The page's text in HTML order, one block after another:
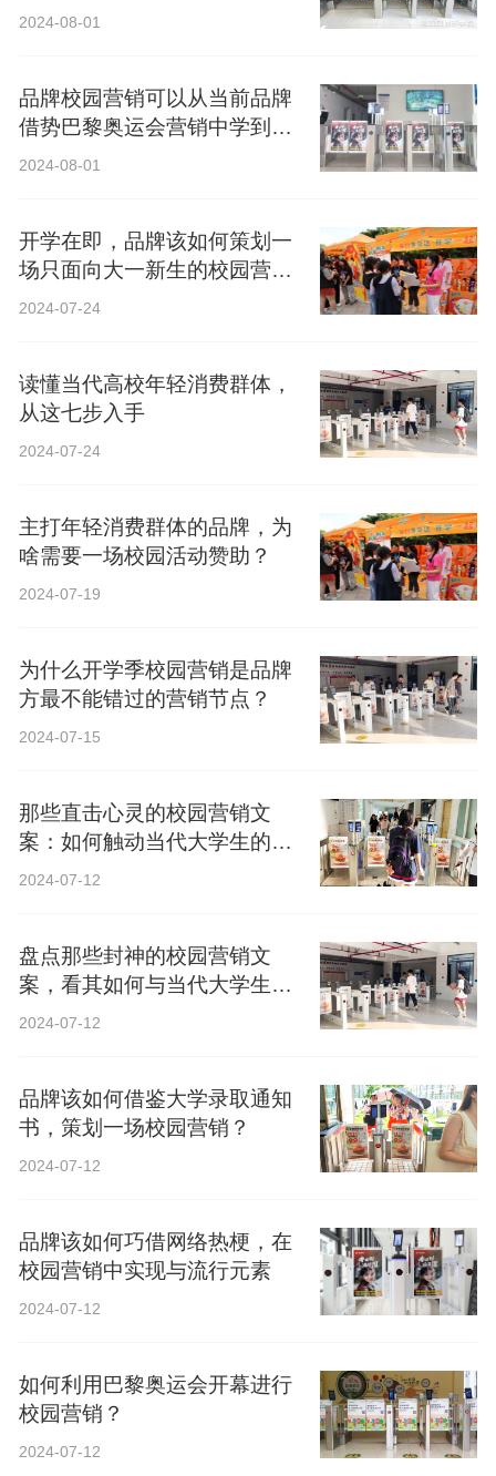
局？
2024-08-01
品牌校园营销可以从当前品牌
借势巴黎奥运会营销中学到什
么？
2024-08-01
开学在即，品牌该如何策划一
场只面向大一新生的校园营
销？
2024-07-24
读懂当代高校年轻消费群体，
从这七步入手
2024-07-24
主打年轻消费群体的品牌，为
啥需要一场校园活动赞助？
2024-07-19
为什么开学季校园营销是品牌
方最不能错过的营销节点？
2024-07-15
那些直击心灵的校园营销文
案：如何触动当代大学生的心
弦？
2024-07-12
盘点那些封神的校园营销文
案，看其如何与当代大学生精
神共鸣？
2024-07-12
品牌该如何借鉴大学录取通知
书，策划一场校园营销？
2024-07-12
品牌该如何巧借网络热梗，在
校园营销中实现与流行元素
2024-07-12
如何利用巴黎奥运会开幕进行
校园营销？
2024-07-12